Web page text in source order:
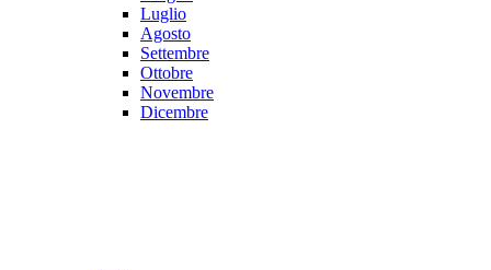
Luglio
Agosto
Settembre
Ottobre
Novembre
Dicembre